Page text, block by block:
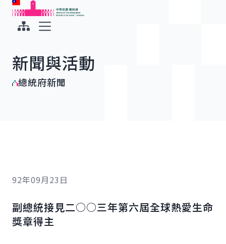
跳到主要內容
中華民國總統府
新聞與活動
總統府新聞
92年09月23日
副總統接見二○○三年第六屆全球熱愛生命
獎章得主